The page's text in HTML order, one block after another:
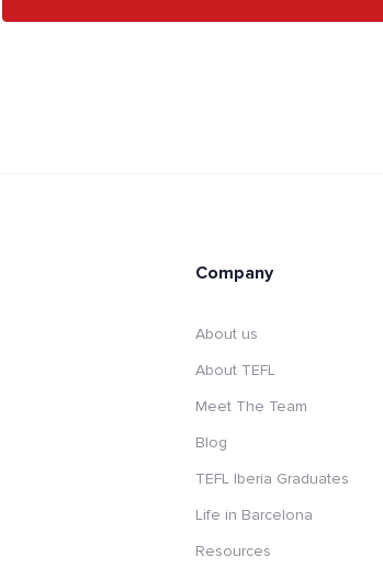
Company
About us
About TEFL
Meet The Team
Blog
TEFL Iberia Graduates
Life in Barcelona
Resources